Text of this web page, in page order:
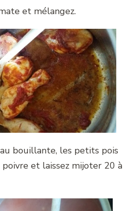
et mélangez.
bouillante, les petits pois
poivre et laissez mijoter 20 à